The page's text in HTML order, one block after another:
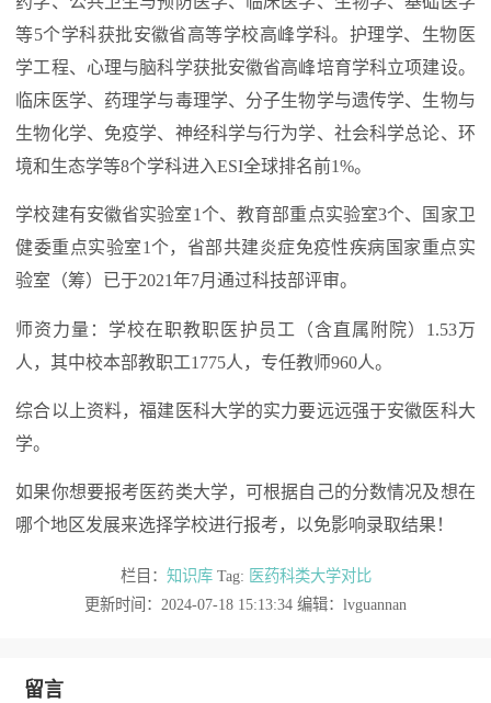
等5个学科获批安徽省高等学校高峰学科。护理学、生物医
学工程、心理与脑科学获批安徽省高峰培育学科立项建设。
临床医学、药理学与毒理学、分子生物学与遗传学、生物与
生物化学、免疫学、神经科学与行为学、社会科学总论、环
境和生态学等8个学科进入ESI全球排名前1%。
学校建有安徽省实验室1个、教育部重点实验室3个、国家卫
健委重点实验室1个，省部共建炎症免疫性疾病国家重点实
验室（筹）已于2021年7月通过科技部评审。
师资力量：学校在职教职医护员工（含直属附院）1.53万
人，其中校本部教职工1775人，专任教师960人。
综合以上资料，福建医科大学的实力要远远强于安徽医科大
学。
如果你想要报考医药类大学，可根据自己的分数情况及想在
哪个地区发展来选择学校进行报考，以免影响录取结果！
栏目： 知识库Tag: 医药科类大学对比
更新时间：2024-07-18 15:13:34 编辑：lvguannan
留言